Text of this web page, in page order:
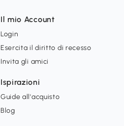
Il mio Account
Login
Esercita il diritto di recesso
Invita gli amici
Ispirazioni
Guide all'acquisto
Blog